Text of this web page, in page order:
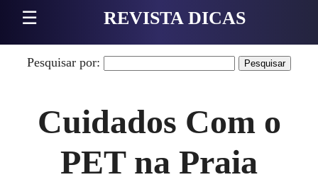
☰ REVISTA DICAS
Pesquisar por:
Cuidados Com o
PET na Praia